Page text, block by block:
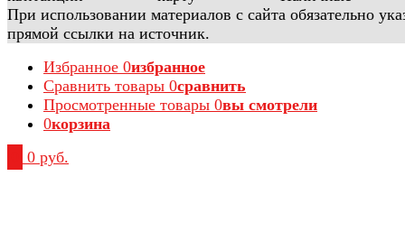
При использовании материалов с сайта обязательно
прямой ссылки на источник.
Избранное 0избранное
Сравнить товары 0сравнить
Просмотренные товары 0вы смотрели
0корзина
0 руб.